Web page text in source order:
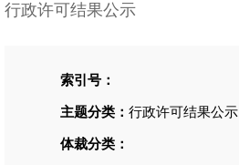
行政许可结果公示
索引号：
主题分类： 行政许可结果公示
体裁分类：